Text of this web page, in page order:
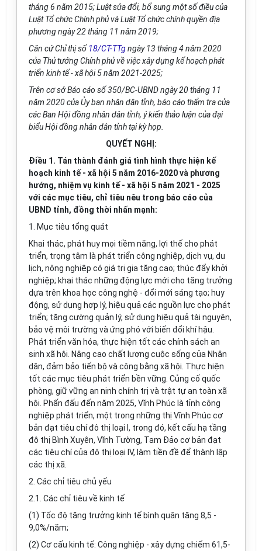
tháng 6 năm 2015; Luật sửa đổi, bổ sung một số điều của
Luật Tổ chức Chính phủ và Luật Tổ chức chính quyền địa
phương ngày 22 tháng 11 năm 2019;
Căn cứ Chỉ thị số 18/CT-TTgngày 13 tháng 4 năm 2020
của Thủ tướng Chính phủ về việc xây dựng kế hoạch phát
triển kinh tế - xã hội 5 năm 2021-2025;
Trên cơ sở Báo cáo số 350/BC-UBND ngày 20 tháng 11
năm 2020 của Ủy ban nhân dân tỉnh, báo cáo thẩm tra của
các Ban Hội đồng nhân dân tỉnh, ý kiến thảo luận của đại
biểu Hội đồng nhân dân tỉnh tại kỳ họp.
QUYẾT NGHỊ:
Điều 1. Tán thành đánh giá tình hình thực hiện kế
hoạch kinh tế - xã hội 5 năm 2016-2020 và phương
hướng, nhiệm vụ kinh tế - xã hội 5 năm 2021 - 2025
với các mục tiêu, chỉ tiêu nêu trong báo cáo của
UBND tỉnh, đồng thời nhấn mạnh:
1. Mục tiêu tổng quát
Khai thác, phát huy mọi tiềm năng, lợi thế cho phát
triển, trọng tâm là phát triển công nghiệp, dịch vụ, du
lịch, nông nghiệp có giá trị gia tăng cao; thúc đẩy khởi
nghiệp; khai thác những động lực mới cho tăng trưởng
dựa trên khoa học công nghệ - đổi mới sáng tạo; huy
động, sử dụng hợp lý, hiệu quả các nguồn lực cho phát
triển; tăng cường quản lý, sử dụng hiệu quả tài nguyên,
bảo vệ môi trường và ứng phó với biến đổi khí hậu.
Phát triển văn hóa, thực hiện tốt các chính sách an
sinh xã hội. Nâng cao chất lượng cuộc sống của Nhân
dân, đảm bảo tiến bộ và công bằng xã hội. Thực hiện
tốt các mục tiêu phát triển bền vững. Củng cố quốc
phòng, giữ vững an ninh chính trị và trật tự an toàn xã
hội. Phấn đấu đến năm 2025, Vĩnh Phúc là tỉnh công
nghiệp phát triển, một trong những thị Vĩnh Phúc cơ
bản đạt tiêu chí đô thị loại I, trong đó, kết cấu hạ tầng
đô thị Bình Xuyên, Vĩnh Tường, Tam Đảo cơ bản đạt
các tiêu chí của đô thị loại IV, làm tiền đề để thành lập
các thị xã.
2. Các chỉ tiêu chủ yếu
2.1. Các chỉ tiêu về kinh tế
(1) Tốc độ tăng trưởng kinh tế bình quân tăng 8,5 -
9,0%/năm;
(2) Cơ cấu kinh tế: Công nghiệp - xây dựng chiếm 61,5-